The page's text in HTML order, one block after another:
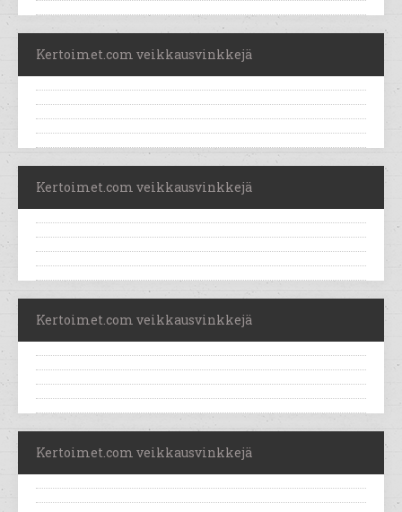
Kertoimet.com veikkausvinkkejä
Kertoimet.com veikkausvinkkejä
Kertoimet.com veikkausvinkkejä
Kertoimet.com veikkausvinkkejä